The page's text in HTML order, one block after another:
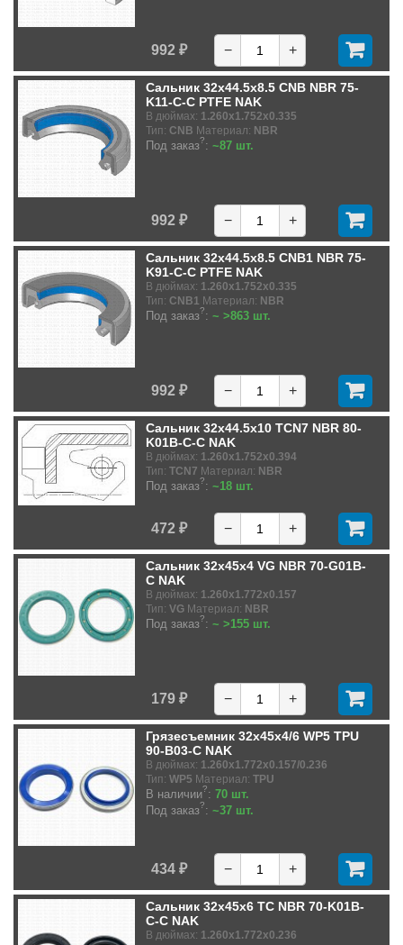
992 ₽ − +
Сальник 32x44.5x8.5 CNB NBR 75-
K11-C-C PTFE NAK
В дюймах: 1.260x1.752x0.335
Тип: CNB Материал: NBR
Под заказ?: ~87 шт.
992 ₽ − +
Сальник 32x44.5x8.5 CNB1 NBR 75-
K91-C-C PTFE NAK
В дюймах: 1.260x1.752x0.335
Тип: CNB1 Материал: NBR
Под заказ?: ~ >863 шт.
992 ₽ − +
Сальник 32x44.5x10 TCN7 NBR 80-
K01B-C-C NAK
В дюймах: 1.260x1.752x0.394
Тип: TCN7 Материал: NBR
Под заказ?: ~18 шт.
472 ₽ − +
Сальник 32x45x4 VG NBR 70-G01B-
C NAK
В дюймах: 1.260x1.772x0.157
Тип: VG Материал: NBR
Под заказ?: ~ >155 шт.
179 ₽ − +
Грязесъемник 32x45x4/6 WP5 TPU
90-B03-C NAK
В дюймах: 1.260x1.772x0.157/0.236
Тип: WP5 Материал: TPU
В наличии?: 70 шт.
Под заказ?: ~37 шт.
434 ₽ − +
Сальник 32x45x6 TC NBR 70-K01B-
C-C NAK
В дюймах: 1.260x1.772x0.236